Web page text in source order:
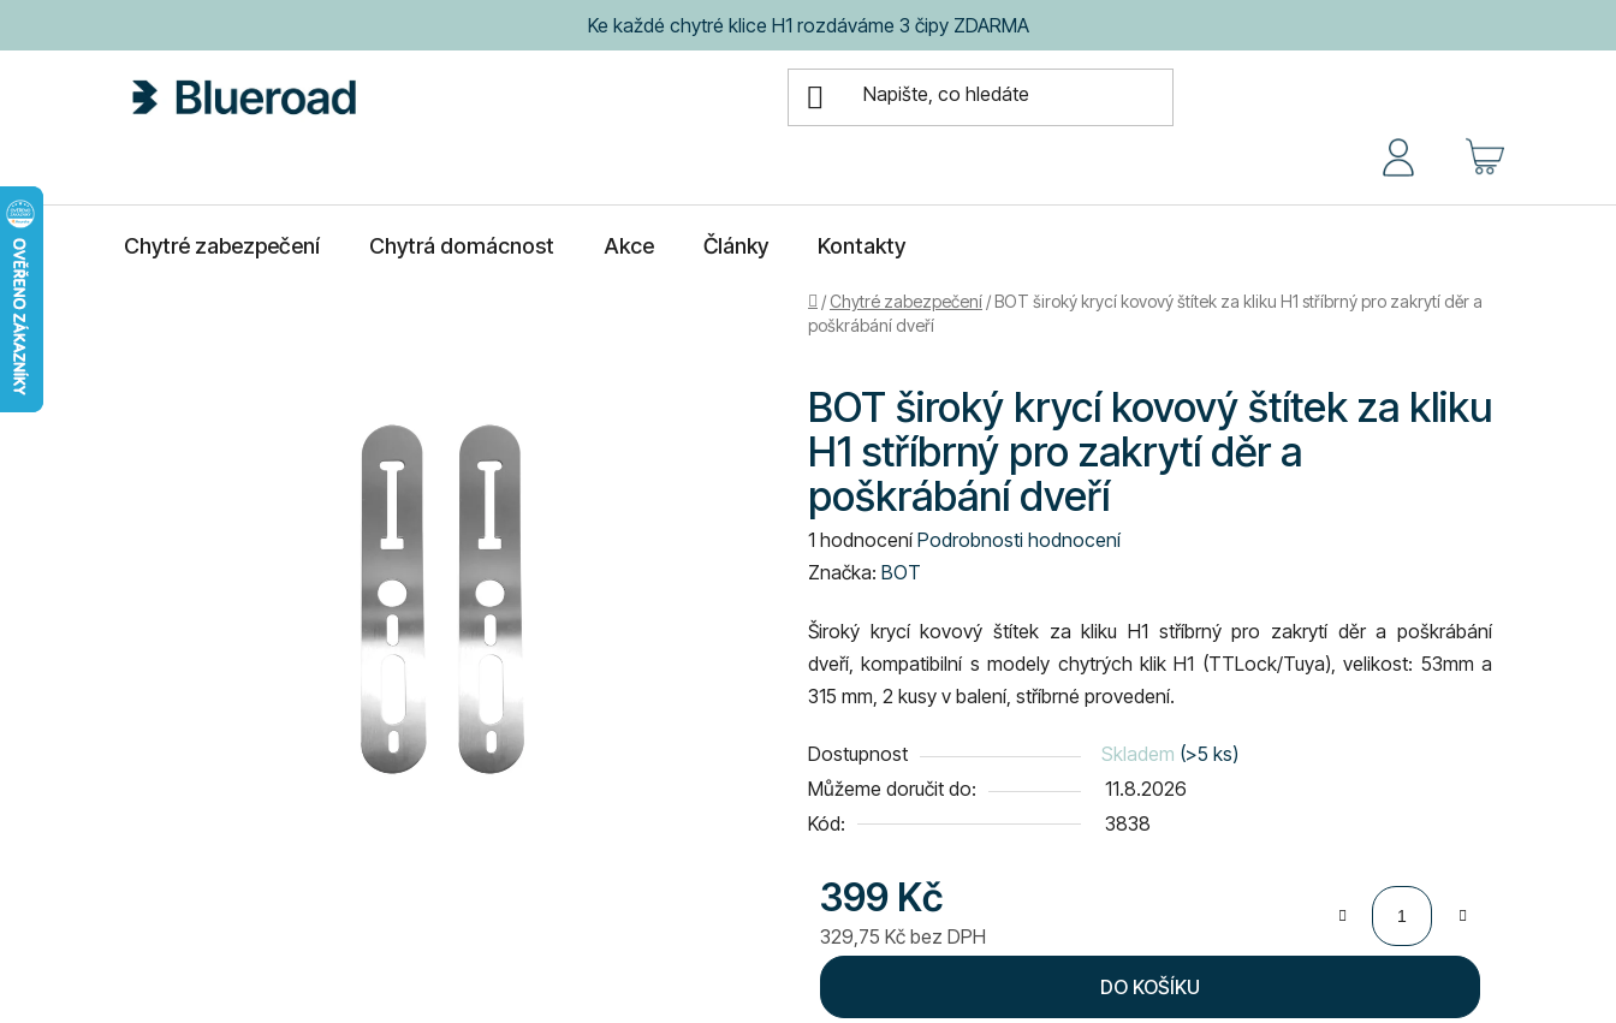
Ke každé chytré klice H1 rozdáváme 3 čipy ZDARMA
NÁKUPNÍ
Chytré zabezpečení Chytrá domácnost Akce Články Kontakty
Domů
/ Chytré zabezpečení /BOT široký krycí kovový štítek za kliku H1 stříbrný pro zakrytí děr a
poškrábání dveří
BOT široký krycí kovový štítek za kliku
H1 stříbrný pro zakrytí děr a
poškrábání dveří
Průměrné
hodnocení
je
5,0
z
hvězdiček.
1 hodnocení Podrobnosti hodnocení
Značka: BOT
Široký krycí kovový štítek za kliku H1 stříbrný pro zakrytí děr a poškrábání
dveří,kompatibilní s modely chytrých klik H1 (TTLock/Tuya), velikost: 53mm a
315 mm, 2 kusy v balení, stříbrné provedení.
Dostupnost Skladem (>5 ks)
Můžeme doručit do:
11.8.2026
Kód:
3838
399 Kč
329,75 Kč bez DPH
Měrná cena:
DO KOŠÍKU